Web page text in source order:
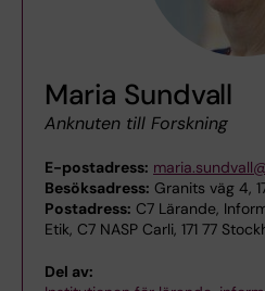
Maria Sundvall
Anknuten till Forskning
E-postadress:
Besöksadress: Granits väg 4,
Postadress: C7 Lärande,
Etik, C7 NASP Carli, 171 77
Del av: